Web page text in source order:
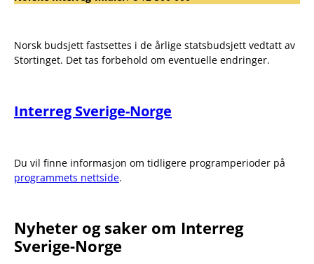
Norsk budsjett fastsettes i de årlige statsbudsjett vedtatt av
Stortinget. Det tas forbehold om eventuelle endringer.
Interreg Sverige-Norge
Du vil finne informasjon om tidligere programperioder på
programmets nettside.
Nyheter og saker om Interreg
Sverige-Norge